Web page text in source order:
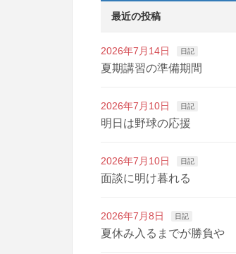
最近の投稿
2026年7月14日 日記
夏期講習の準備期間
2026年7月10日 日記
明日は野球の応援
2026年7月10日 日記
面談に明け暮れる
2026年7月8日 日記
夏休み入るまでが勝負や